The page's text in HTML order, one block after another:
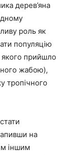
дерев’яна
роль як
популяцію
якого прийшло
жабою),
тропічного
на
іншим